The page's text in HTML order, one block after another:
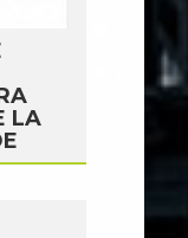
LA